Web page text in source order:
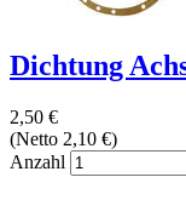
Dichtung
2,50 €
(Netto 2,10 €)
Anzahl